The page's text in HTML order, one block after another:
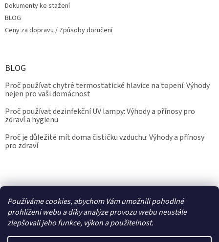
Používáme cookies, abychom Vám umožnili pohodlné
prohlížení webu a díky analýze provozu webu neustále
zlepšovali jeho funkce, výkon a použitelnost.
Dokumenty ke stažení
BLOG
Ceny za dopravu / Způsoby doručení
BLOG
Proč používat chytré termostatické hlavice na topení: Výhody
nejen pro vaši domácnost
Proč používat dezinfekční UV lampy: Výhody a přínosy pro
zdraví a hygienu
Proč je důležité mít doma čističku vzduchu: Výhody a přínosy
pro zdraví